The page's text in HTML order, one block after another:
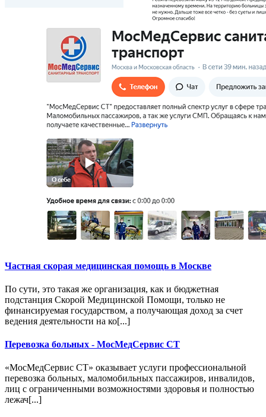
Частная скорая медицинская помощь в Москве
По сути, это такая же организация, как и бюджетная
подстанция Скорой Медицинской Помощи, только не
финансируемая государством, а получающая доход за счет
ведения деятельности на ко[...]
Перевозка больных - МосМедСервис СТ
«МосМедСервис СТ» оказывает услуги профессиональной
перевозка больных, маломобильных пассажиров, инвалидов,
лиц с ограниченными возможностями здоровья и полностью
лежач[...]